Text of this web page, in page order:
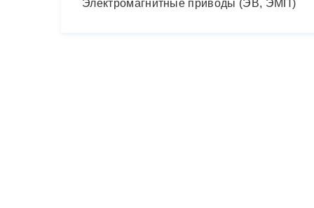
Электромагнитные приводы (ЭВ, ЭМП)